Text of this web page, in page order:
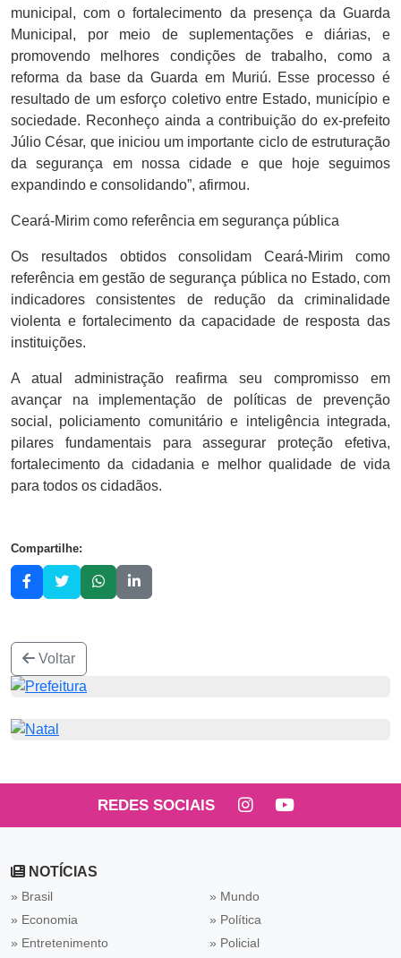
municipal, com o fortalecimento da presença da Guarda
Municipal, por meio de suplementações e diárias, e
promovendo melhores condições de trabalho, como a
reforma da base da Guarda em Muriú. Esse processo é
resultado de um esforço coletivo entre Estado, município e
sociedade. Reconheço ainda a contribuição do ex-prefeito
Júlio César, que iniciou um importante ciclo de estruturação
da segurança em nossa cidade e que hoje seguimos
expandindo e consolidando”, afirmou.
Ceará-Mirim como referência em segurança pública
Os resultados obtidos consolidam Ceará-Mirim como
referência em gestão de segurança pública no Estado, com
indicadores consistentes de redução da criminalidade
violenta e fortalecimento da capacidade de resposta das
instituições.
A atual administração reafirma seu compromisso em
avançar na implementação de políticas de prevenção
social, policiamento comunitário e inteligência integrada,
pilares fundamentais para assegurar proteção efetiva,
fortalecimento da cidadania e melhor qualidade de vida
para todos os cidadãos.
Compartilhe:
Voltar
REDES SOCIAIS
NOTÍCIAS
» Brasil
» Economia
» Entretenimento
» Mundo
» Política
» Policial